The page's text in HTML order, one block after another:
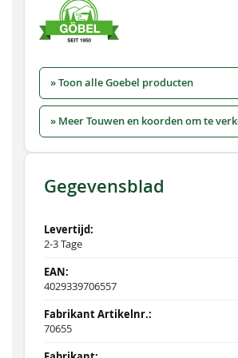
» Toon alle Goebel producten
» Meer Touwen en koorden om te
Gegevensblad
2-3 Tage
4029339706557
70655